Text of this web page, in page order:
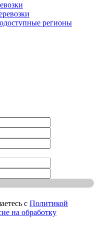
регионы
с Политикой
на обработку